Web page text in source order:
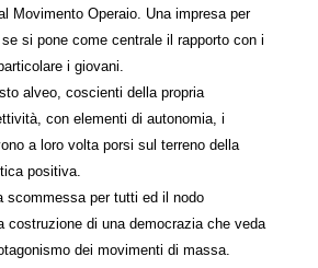
Movimento Operaio. Una impresa per
si pone come centrale il rapporto con i
i giovani.
alveo, coscienti della propria
con elementi di autonomia, i
a loro volta porsi sul terreno della
positiva.
scommessa per tutti ed il nodo
costruzione di una democrazia che veda
dei movimenti di massa.